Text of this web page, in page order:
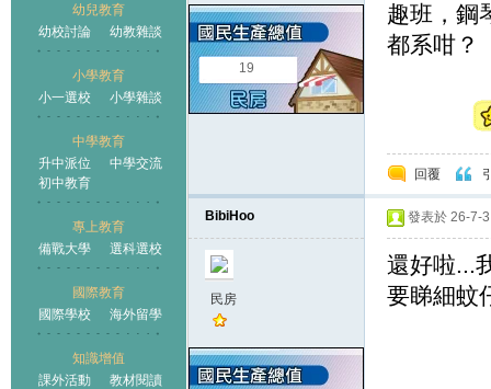
幼兒教育
幼校討論
幼教雜談
小學教育
小一選校
小學雜談
中學教育
升中派位
中學交流
初中教育
專上教育
備戰大學
選科選校
國際教育
國際學校
海外留學
知識增值
課外活動
教材閱讀
王國
19
趣班，鋼
都系咁？
回覆
BibiHoo
民房
發表於 26-7-
還好啦...
要睇細蚊